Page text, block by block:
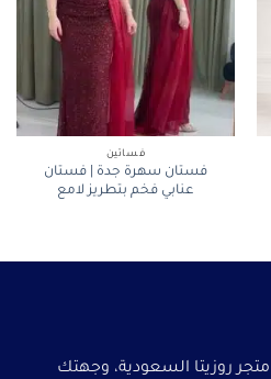
فساتين
فستان سهرة جدة | فستان
عنابي فخم بتطريز لامع
روزيتا السعودية، وجهتك